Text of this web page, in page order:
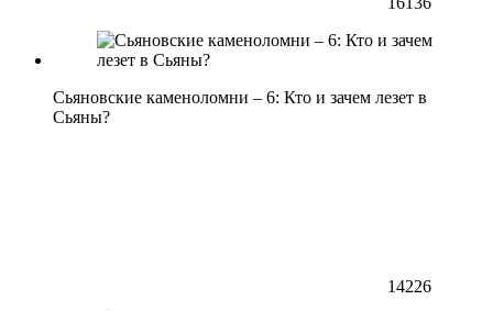
Сьяновские каменоломни – 6: Кто и зачем лезет в
Сьяны?
14226